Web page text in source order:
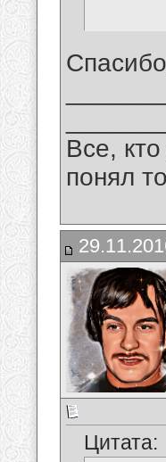
Все,
понял
Цитата: